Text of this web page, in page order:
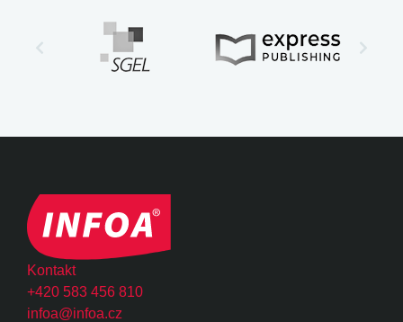
Kontakt
+420 583 456 810
infoa@infoa.cz